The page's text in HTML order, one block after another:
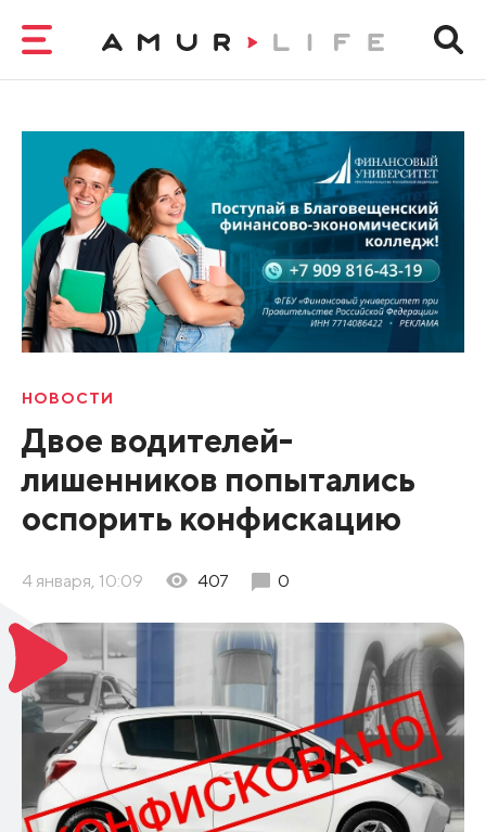
НОВОСТИ
Двое водителей-
лишенников попытались
оспорить конфискацию
4 января, 10:09 407 0